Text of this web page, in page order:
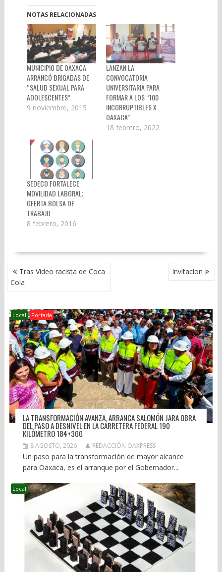
NOTAS RELACIONADAS
MUNICIPIO DE OAXACA
ARRANCÓ BRIGADAS DE
“SALUD SEXUAL PARA
ADOLESCENTES”
9 noviembre, 2015
LANZAN LA
CONVOCATORIA
UNIVERSITARIA PARA
FORMAR A LOS “100
INCORRUPTIBLES X
OAXACA”
18 febrero, 2022
SEDECO FORTALECE
MOVILIDAD LABORAL;
OFERTA BOLSA DE
TRABAJO
8 febrero, 2016
NAVEGACIÓN
DE
ENTRADAS
Tras Video racista de Coca
Cola
Invitacion
Local Portada
LA TRANSFORMACIÓN AVANZA, ARRANCA SALOMÓN JARA OBRA
DEL PASO A DESNIVEL EN LA CARRETERA FEDERAL 190
KILÓMETRO 184+300
8 AGOSTO, 2026 REDACCIÓN OAXPRESS
Un paso para la transformación de mayor alcance
para Oaxaca, es el arranque por el Gobernador...
Local